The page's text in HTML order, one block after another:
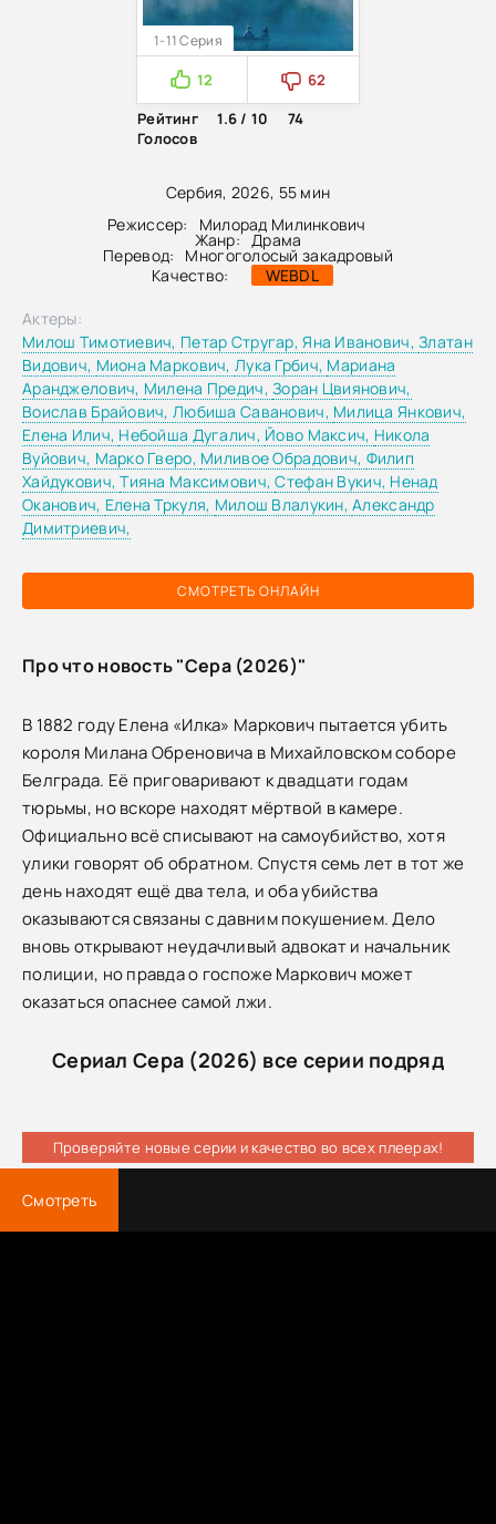
Сербия, 2026, 55 мин
Режиссер:
Милорад Милинкович
Жанр: Драма
Перевод:
Многоголосый закадровый
Качество:
WEBDL
1-11 Серия
12
62
Рейтинг
1.6 / 10
74
Голосов
СМОТРЕТЬ ОНЛАЙН
Актеры:
Милош Тимотиевич, Петар Стругар,Яна Иванович,Златан
Видович, Миона Маркович,Лука Грбич, Мариана
Аранджелович, Милена Предич,Зоран Цвиянович,
Воислав Брайович,Любиша Саванович, Милица Янкович,
Елена Илич, Небойша Дугалич, Йово Максич, Никола
Вуйович, Марко Гверо, Миливое Обрадович, Филип
Хайдукович,Тияна Максимович,Стефан Вукич, Ненад
Оканович, Елена Тркуля, Милош Влалукин,Александр
Димитриевич,
Про что новость "Сера (2026)"
В 1882 году Елена «Илка» Маркович пытается убить
короля Милана Обреновича в Михайловском соборе
Белграда. Её приговаривают к двадцати годам
тюрьмы, но вскоре находят мёртвой в камере.
Официально всё списывают на самоубийство, хотя
улики говорят об обратном. Спустя семь лет в тот же
день находят ещё два тела, и оба убийства
оказываются связаны с давним покушением. Дело
вновь открывают неудачливый адвокат и начальник
полиции, но правда о госпоже Маркович может
оказаться опаснее самой лжи.
Сериал Сера (2026) все серии подряд
Проверяйте новые серии и качество во всех плеерах!
Смотреть